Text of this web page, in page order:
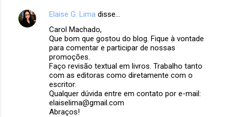
Elaise G. Lima disse…
Carol Machado,
Que bom que gostou do blog. Fique à vontade
para comentar e participar de nossas
promoções.
Faço revisão textual em livros. Trabalho tanto
com as editoras como diretamente com o
escritor.
Qualquer dúvida entre em contato por e-mail:
elaiselima@gmail.com
Abraços!